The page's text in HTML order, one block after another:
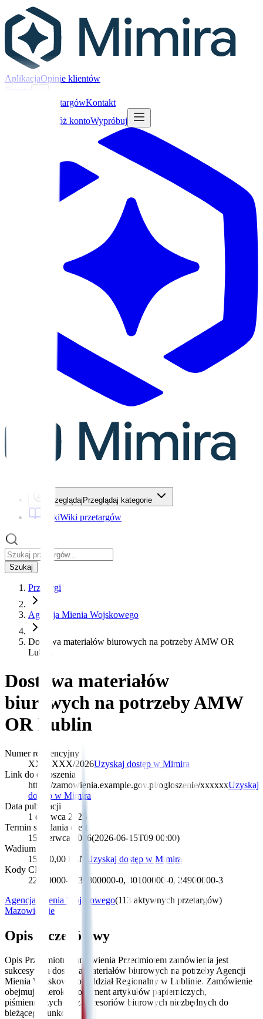
AplikacjaOpinie klientów
Branże
Baza przetargówKontakt
Załóż kontoWypróbuj
PrzeglądajPrzeglądaj kategorie
WikiWiki przetargów
Szukaj
Przetargi
Agencja Mienia Wojskowego
Dostawa materiałów biurowych na potrzeby AMW OR
Lublin
Dostawa materiałów
biurowych na potrzeby AMW
OR Lublin
Numer referencyjny
XX/XXXX/2026Uzyskaj dostęp w Mimira
Link do ogłoszenia
https://zamowienia.example.gov.pl/ogloszenie/xxxxxxUzyskaj
dostęp w Mimira
Data publikacji
1 czerwca 2026
Termin składania ofert
15 czerwca 2026(2026-06-15T09:00:00)
Wadium
15 000,00 PLN Uzyskaj dostęp w Mimira
Kody CPV
22800000-8, 39800000-0, 30100000-0, 24900000-3
Agencja Mienia Wojskowego(113 aktywnych przetargów)
Mazowieckie
Opis szczegółowy
Opis Przedmiotu Zamówienia Przedmiotem zamówienia jest
sukcesywna dostawa materiałów biurowych na potrzeby Agencji
Mienia Wojskowego Oddział Regionalny w Lublinie. Zamówienie
obejmuje szeroki asortyment artykułów papierniczych,
piśmienniczych oraz akcesoriów biurowych niezbędnych do
bieżącego funkcj...